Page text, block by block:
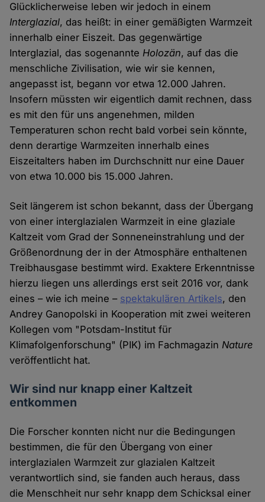
Glücklicherweise leben wir jedoch in einem
Interglazial, das heißt: in einer gemäßigten Warmzeit
innerhalb einer Eiszeit. Das gegenwärtige
Interglazial, das sogenannteHolozän, auf das die
menschliche Zivilisation, wie wir sie kennen,
angepasst ist, begann vor etwa 12.000 Jahren.
Insofern müssten wir eigentlich damit rechnen, dass
es mit den für uns angenehmen, milden
Temperaturen schon recht bald vorbei sein könnte,
denn derartige Warmzeiten innerhalb eines
Eiszeitalters haben im Durchschnitt nur eine Dauer
von etwa 10.000 bis 15.000 Jahren.
Seit längerem ist schon bekannt, dass der Übergang
von einer interglazialen Warmzeit in eine glaziale
Kaltzeit vom Grad der Sonneneinstrahlung und der
Größenordnung der in der Atmosphäre enthaltenen
Treibhausgase bestimmt wird. Exaktere Erkenntnisse
hierzu liegen uns allerdings erst seit 2016 vor, dank
eines – wie ich meine – spektakulären Artikels, den
Andrey Ganopolski in Kooperation mit zwei weiteren
Kollegen vom "Potsdam-Institut für
Klimafolgenforschung" (PIK) im FachmagazinNature
veröffentlicht hat.
Wir sind nur knapp einer Kaltzeit
entkommen
Die Forscher konnten nicht nur die Bedingungen
bestimmen, die für den Übergang von einer
interglazialen Warmzeit zur glazialen Kaltzeit
verantwortlich sind, sie fanden auch heraus, dass
die Menschheit nur sehr knapp dem Schicksal einer